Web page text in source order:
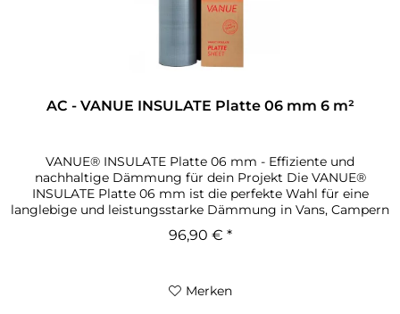
AC - VANUE INSULATE Platte 06 mm 6 m²
VANUE® INSULATE Platte 06 mm - Effiziente und
nachhaltige Dämmung für dein Projekt Die VANUE®
INSULATE Platte 06 mm ist die perfekte Wahl für eine
langlebige und leistungsstarke Dämmung in Vans, Campern
96,90 € *
Merken